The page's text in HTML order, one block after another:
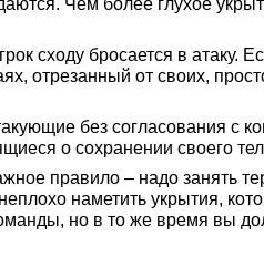
Чем более глухое
сходу бросается в
отрезанный от своих,
без согласования
о сохранении своего
правило – надо занять
наметить укрытия,
но в то же время вы